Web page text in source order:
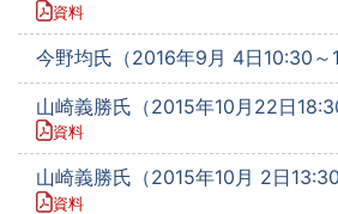
資料
今野均氏（2016年9月 4日10:30～
山崎義勝氏（2015年10月22日
資料
山崎義勝氏（2015年10月 2日
資料